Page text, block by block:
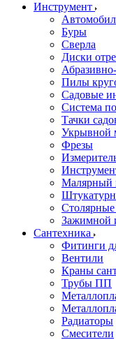
Инструмент
Буры
Сверла
Диски
Пилы
Садовые
Система
Тачки
Укрывной
Фрезы
Малярный
Зажимной
Сантехника
Фитинги
Вентили
Краны
Трубы ПП
Радиаторы
Смесители